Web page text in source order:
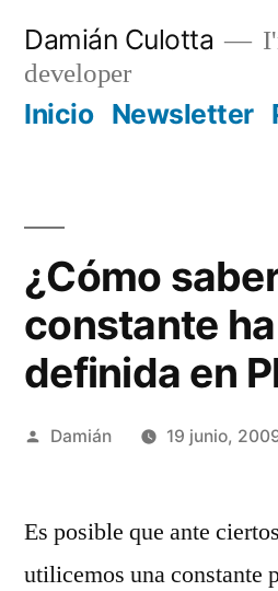
contenido
Damián Culotta
developer
Inicio Newsletter
¿Cómo
constante
definida en
Publicado
Damián 19 junio,
Es posible que ante
utilicemos una constante